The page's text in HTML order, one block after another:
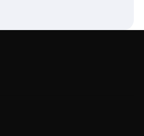
ചാച്ചുചാക്യാർ സ്മാരക